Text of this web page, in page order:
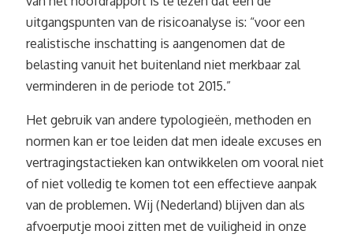
uitgangspunten van de risicoanalyse is: “voor een
realistische inschatting is aangenomen dat de
belasting vanuit het buitenland niet merkbaar zal
verminderen in de periode tot 2015.”
Het gebruik van andere typologieën, methoden en
normen kan er toe leiden dat men ideale excuses en
vertragingstactieken kan ontwikkelen om vooral niet
of niet volledig te komen tot een effectieve aanpak
van de problemen. Wij (Nederland) blijven dan als
afvoerputje mooi zitten met de vuiligheid in onze